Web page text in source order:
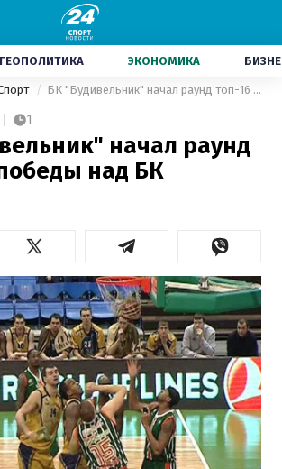
ГЕОПОЛИТИКА ЭКОНОМИКА
БК "Будивельник" начал раунд топ-16 с победы над БК "Банвит"
1
начал раунд
над БК